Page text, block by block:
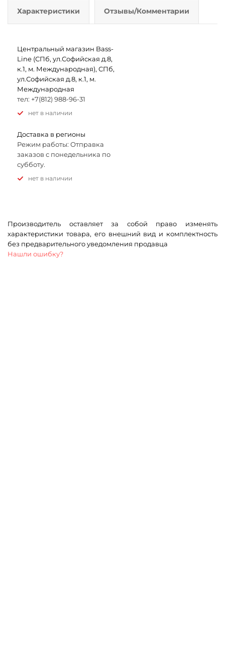
Характеристики Отзывы/Комментарии
Центральный магазин Bass-
Line (СПб, ул.Софийская д.8,
к.1, м. Международная), СПб,
ул.Софийская д.8, к.1, м.
Международная
тел: +7(812) 988-96-31
Нет в наличии
Доставка в регионы
Режим работы: Отправка
заказов с понедельника по
субботу.
Нет в наличии
Производитель оставляет за собой право изменять
характеристики товара, его внешний вид и комплектность
без предварительного уведомления продавца
Нашли ошибку?